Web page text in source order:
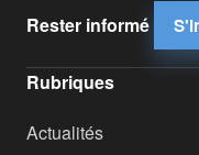
Rester informé
Rubriques
Actualités